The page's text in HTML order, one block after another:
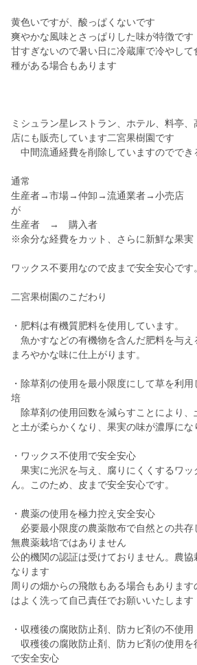
黄色いですが、酸っぱくないです
爽やかな風味とさっぱりした味が特徴です
甘すぎないので暑い日に冷蔵庫で冷やし
種がある場合もあります
ミシュラン星レストラン、ホテル、料亭
店にも販売しています二宮果樹園です
中間流通経費を削除していますのででき
通常
生産者→市場→仲卸→流通業者→小売店
が
生産者 → 購入者
※余分な経費をカット、さらに新鮮な果実
ワックス不要用なので皮まで安全安心です。
二宮果樹園のこだわり
・肥料は有機質肥料を使用しています。
魚かすなどの有機物を含んだ肥料を与え
まろやかな味に仕上がります。
・除草剤の使用を最小限度にして草を利
培
除草剤の使用回数を減らすことにより、
と土が柔らかくなり、果実の味が濃厚にな
・ワックス不使用で安全安心
果実に光沢を与え、腐りにくくするワッ
ん。このため、皮まで安全安心です。
・農薬の使用を極力控え安全安心
必要最小限度の農薬散布で自然との共存
無農薬栽培ではありません
公的機関の認証は受けておりません。農協
なります
周りの畑からの飛散もある場合もありま
はよく洗って自己責任でお願いいたします
・収穫後の腐敗防止剤、防カビ剤の不使用
収穫後の腐敗防止剤、防カビ剤の使用を
で安全安心